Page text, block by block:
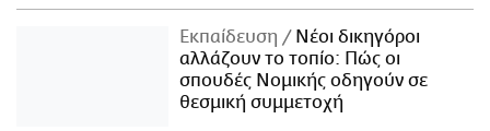
Εκπαίδευση
Νέοι δικηγόροι
αλλάζουν το τοπίο: Πώς οι
σπουδές Νομικής οδηγούν σε
θεσμική συμμετοχή